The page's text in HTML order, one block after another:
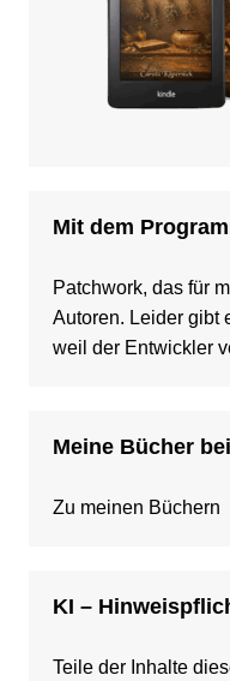
Mit dem
Patchwork, das für
Autoren. Leider gibt
weil der Entwickler
Meine Bücher
Zu meinen Büchern
KI –
Teile der Inhalte